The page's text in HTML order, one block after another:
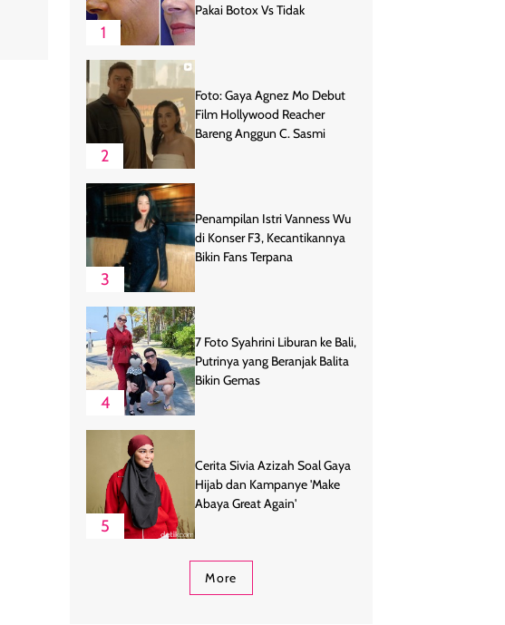
1
Pakai Botox Vs Tidak
2
Foto: Gaya Agnez Mo Debut
Film Hollywood Reacher
Bareng Anggun C. Sasmi
3
Penampilan Istri Vanness Wu
di Konser F3, Kecantikannya
Bikin Fans Terpana
4
7 Foto Syahrini Liburan ke Bali,
Putrinya yang Beranjak Balita
Bikin Gemas
5
Cerita Sivia Azizah Soal Gaya
Hijab dan Kampanye 'Make
Abaya Great Again'
More